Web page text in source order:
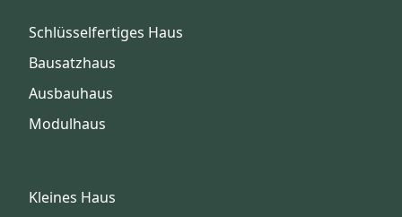
Schlüsselfertiges Haus
Bausatzhaus
Ausbauhaus
Modulhaus
Kleines Haus